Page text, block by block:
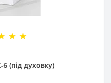
(під духовку)